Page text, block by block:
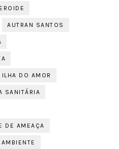
AUTRAN SANTOS
DO AMOR
SANITÁRIA
DE AMEAÇA